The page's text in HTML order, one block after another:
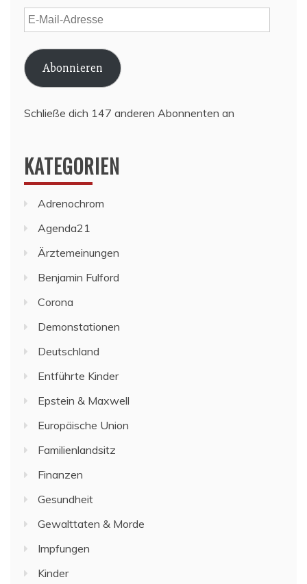
E-
Mail-
Adresse
Abonnieren
Schließe dich 147 anderen Abonnenten an
KATEGORIEN
Adrenochrom
Agenda21
Ärztemeinungen
Benjamin Fulford
Corona
Demonstationen
Deutschland
Entführte Kinder
Epstein & Maxwell
Europäische Union
Familienlandsitz
Finanzen
Gesundheit
Gewalttaten & Morde
Impfungen
Kinder